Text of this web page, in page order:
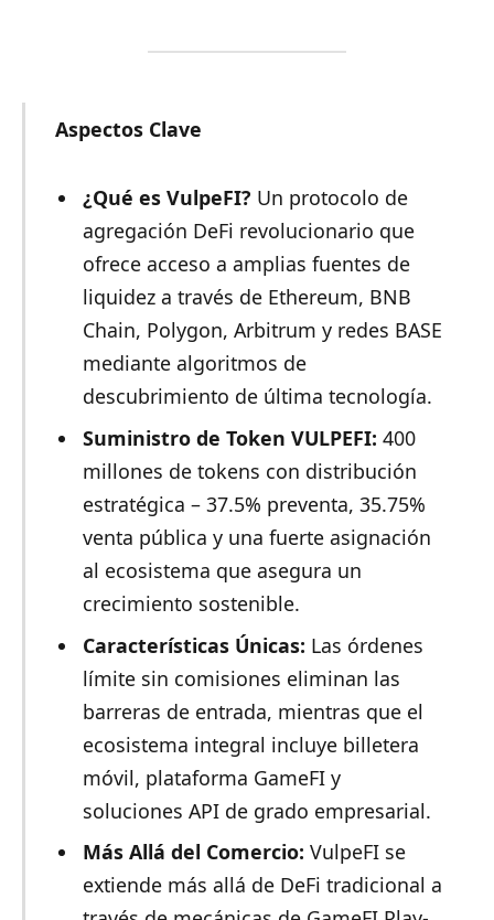
Aspectos Clave
¿Qué es VulpeFI? Un protocolo de
agregación DeFi revolucionario que
ofrece acceso a amplias fuentes de
liquidez a través de Ethereum, BNB
Chain, Polygon, Arbitrum y redes BASE
mediante algoritmos de
descubrimiento de última tecnología.
Suministro de Token VULPEFI: 400
millones de tokens con distribución
estratégica – 37.5% preventa, 35.75%
venta pública y una fuerte asignación
al ecosistema que asegura un
crecimiento sostenible.
Características Únicas: Las órdenes
límite sin comisiones eliminan las
barreras de entrada, mientras que el
ecosistema integral incluye billetera
móvil, plataforma GameFI y
soluciones API de grado empresarial.
Más Allá del Comercio: VulpeFI se
extiende más allá de DeFi tradicional a